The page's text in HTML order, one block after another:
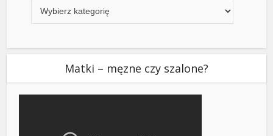
Matki – męzne czy szalone?